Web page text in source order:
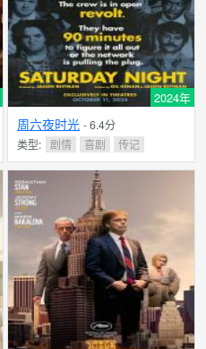
2024年
周六夜时光 - 6.4分
类型: 剧情 喜剧 传记